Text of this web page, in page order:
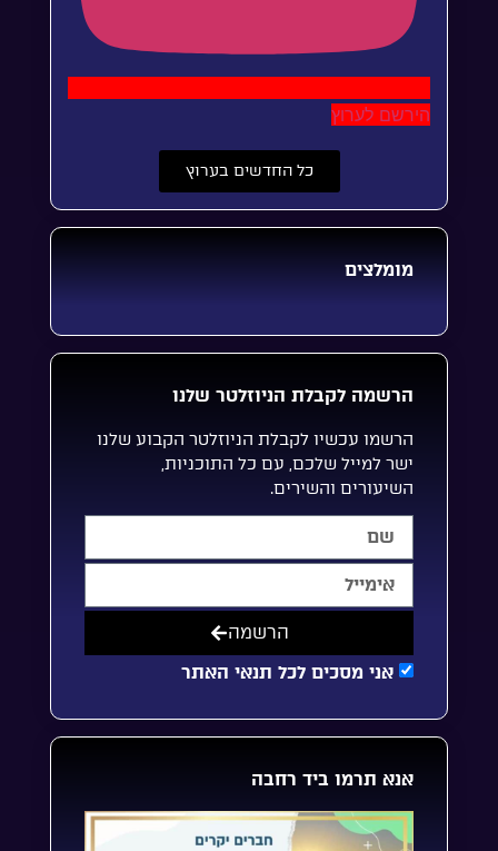
הירשם לערוץ
כל החדשים בערוץ
מומלצים
הרשמה לקבלת הניוזלטר שלנו
הרשמו עכשיו לקבלת הניוזלטר הקבוע שלנו
ישר למייל שלכם, עם כל התוכניות,
השיעורים והשירים.
אני מסכים לכל תנאי האתר
הרשמה
אנא תרמו ביד רחבה